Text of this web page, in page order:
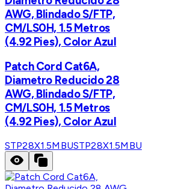
AWG, Blindado S/FTP,
CM/LS0H, 1.5 Metros
(4.92 Pies), Color Azul
Patch Cord Cat6A,
Diametro Reducido 28
AWG, Blindado S/FTP,
CM/LS0H, 1.5 Metros
(4.92 Pies), Color Azul
STP28X1.5MBUSTP28X1.5MBU